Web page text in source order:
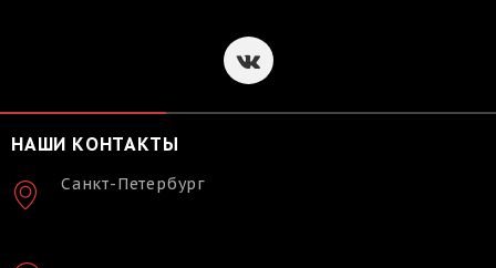
НАШИ КОНТАКТЫ
Санкт-Петербург